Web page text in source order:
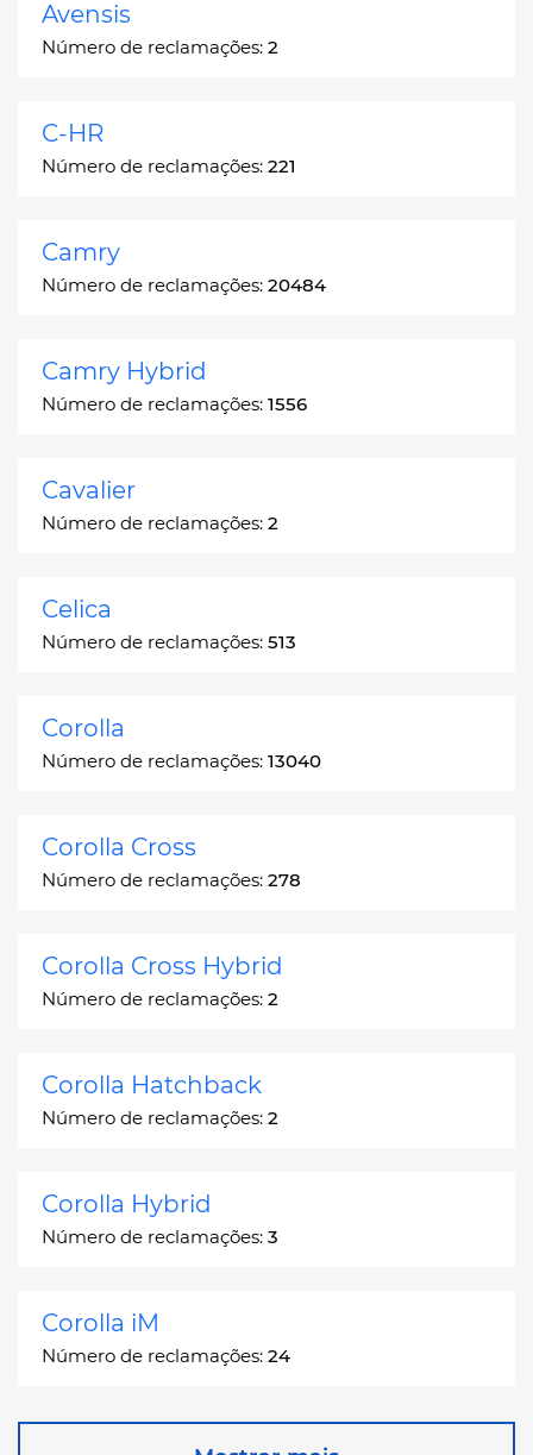
Avensis
Número de reclamações: 2
C-HR
Número de reclamações: 221
Camry
Número de reclamações: 20484
Camry Hybrid
Número de reclamações: 1556
Cavalier
Número de reclamações: 2
Celica
Número de reclamações: 513
Corolla
Número de reclamações: 13040
Corolla Cross
Número de reclamações: 278
Corolla Cross Hybrid
Número de reclamações: 2
Corolla Hatchback
Número de reclamações: 2
Corolla Hybrid
Número de reclamações: 3
Corolla iM
Número de reclamações: 24